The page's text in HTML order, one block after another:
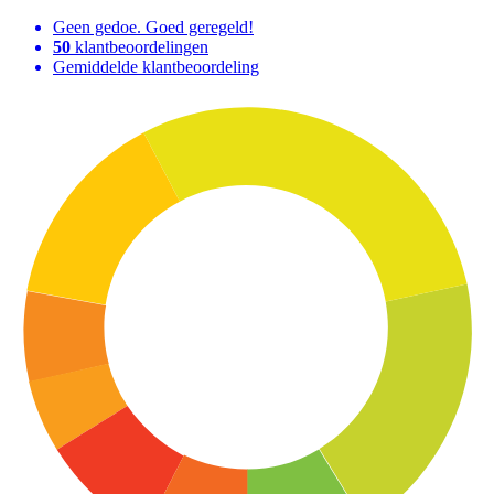
Geen gedoe. Goed geregeld!
50 klantbeoordelingen
Gemiddelde klantbeoordeling